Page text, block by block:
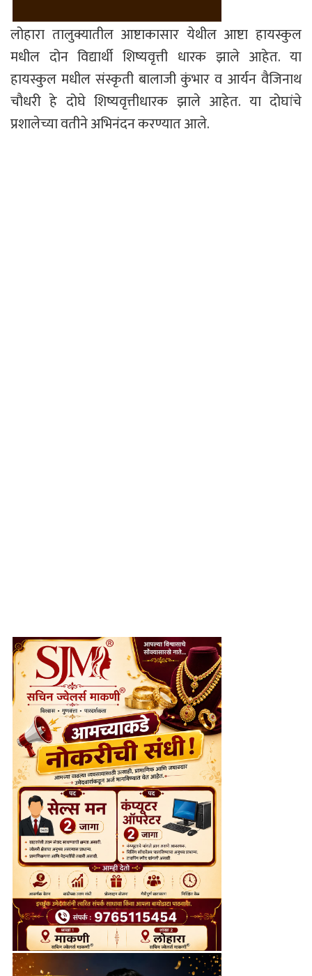
लोहारा तालुक्यातील आष्टाकासार येथील आष्टा हायस्कुल
मधील दोन विद्यार्थी शिष्यवृत्ती धारक झाले आहेत. या
हायस्कुल मधील संस्कृती बालाजी कुंभार व आर्यन वैजिनाथ
चौधरी हे दोघे शिष्यवृत्तीधारक झाले आहेत. या दोघांचे
प्रशालेच्या वतीने अभिनंदन करण्यात आले.